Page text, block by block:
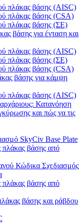
πλάκας βάσης (AISC)
πλάκας βάσης (CSA)
πλάκας βάσης (ΣΕ)
βάσης για ένταση και
πλάκας βάσης (AISC)
πλάκας βάσης (ΣΕ)
πλάκας βάσης (CSA)
βάσης για κάμψη
πλάκας βάσης (AISC)
Κατανόηση
και πώς να τις
SkyCiv Base Plate
πλάκας βάσης από
Κώδικα Σχεδιασμός
πλάκας βάσης από
βάσης και ράβδου